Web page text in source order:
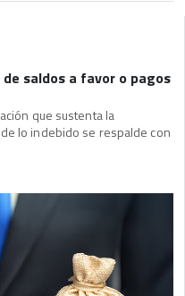
saldos a favor o pagos
que sustenta la
lo indebido se respalde con